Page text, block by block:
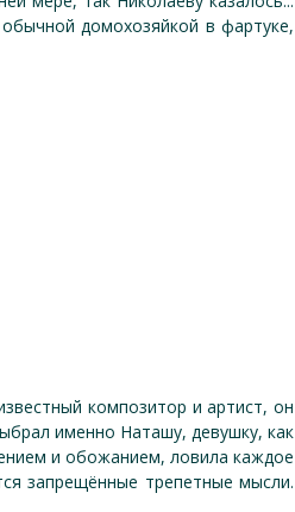
домохозяйкой в фартуке,
композитор и артист, он
именно Наташу, девушку, как
и обожанием, ловила каждое
запрещённые трепетные мысли.